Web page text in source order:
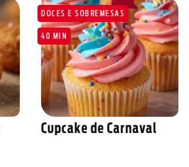
DOCES E SOBREMESAS
40 MIN
Cupcake de Carnaval